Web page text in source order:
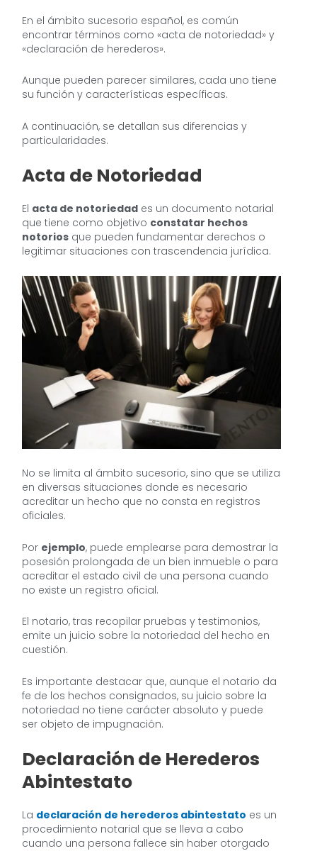
En el ámbito sucesorio español, es común
encontrar términos como «acta de notoriedad» y
«declaración de herederos».
Aunque pueden parecer similares, cada uno tiene
su función y características específicas.
A continuación, se detallan sus diferencias y
particularidades.
Acta de Notoriedad
El acta de notoriedad es un documento notarial
que tiene como objetivo constatar hechos
notorios que pueden fundamentar derechos o
legitimar situaciones con trascendencia jurídica.
No se limita al ámbito sucesorio, sino que se utiliza
en diversas situaciones donde es necesario
acreditar un hecho que no consta en registros
oficiales.
Por ejemplo, puede emplearse para demostrar la
posesión prolongada de un bien inmueble o para
acreditar el estado civil de una persona cuando
no existe un registro oficial.
El notario, tras recopilar pruebas y testimonios,
emite un juicio sobre la notoriedad del hecho en
cuestión.
Es importante destacar que, aunque el notario da
fe de los hechos consignados, su juicio sobre la
notoriedad no tiene carácter absoluto y puede
ser objeto de impugnación.
Declaración de Herederos
Abintestato
La declaración de herederos abintestato es un
procedimiento notarial que se lleva a cabo
cuando una persona fallece sin haber otorgado